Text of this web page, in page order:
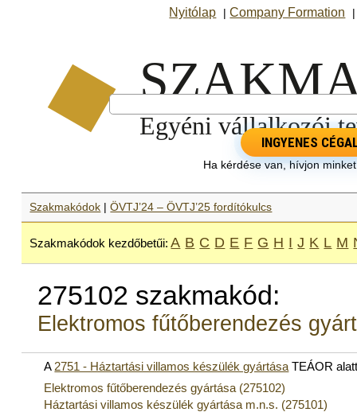
Nyitólap |Company Formation
INGYENES
Ha kérdése van, hívjon
Szakmakódok |ÖVTJ’24 – ÖVTJ’25 fordítókulcs
Szakmakódok kezdőbetűi: A B C D E F G H I J K L M
275102 szakmakód:
Elektromos fűtőberendezés
A 2751 - Háztartási villamos készülék gyártása TEÁOR
Elektromos fűtőberendezés gyártása (275102)
Háztartási villamos készülék gyártása m.n.s. (275101)